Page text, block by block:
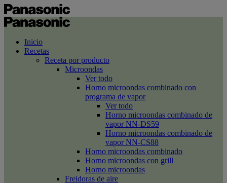
Inicio
Recetas
Receta por producto
Microondas
Ver todo
Horno microondas combinado con
programa de vapor
Ver todo
Horno microondas combinado de
vapor NN-DS59
Horno microondas combinado de
vapor NN-CS88
Horno microondas combinado
Horno microondas con grill
Horno microondas
Freidoras de aire